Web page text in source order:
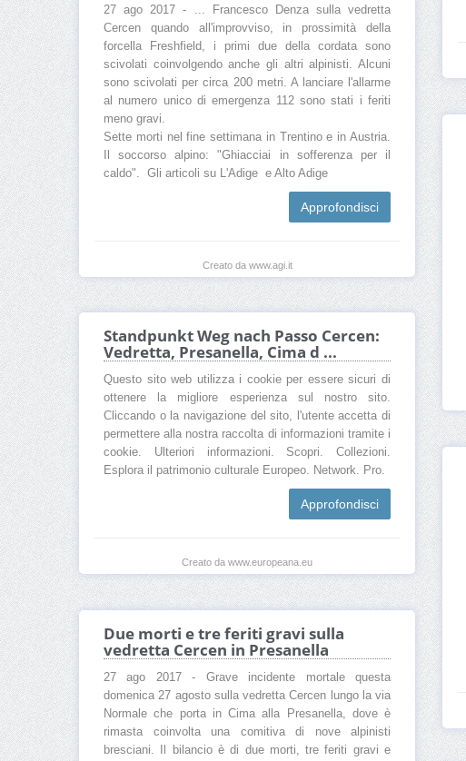
27 ago 2017 - ... Francesco Denza sulla vedretta
Cercen quando all'improvviso, in prossimità della
forcella Freshfield, i primi due della cordata sono
scivolati coinvolgendo anche gli altri alpinisti. Alcuni
sono scivolati per circa 200 metri. A lanciare l'allarme
al numero unico di emergenza 112 sono stati i feriti
meno gravi.
Sette morti nel fine settimana in Trentino e in Austria.
Il soccorso alpino: "Ghiacciai in sofferenza per il
caldo". Gli articoli su L'Adige e Alto Adige
Approfondisci
Creato da www.agi.it
Standpunkt Weg nach Passo Cercen:
Vedretta, Presanella, Cima d ...
Questo sito web utilizza i cookie per essere sicuri di
ottenere la migliore esperienza sul nostro sito.
Cliccando o la navigazione del sito, l'utente accetta di
permettere alla nostra raccolta di informazioni tramite i
cookie. Ulteriori informazioni. Scopri. Collezioni.
Esplora il patrimonio culturale Europeo. Network. Pro.
Approfondisci
Creato da www.europeana.eu
Due morti e tre feriti gravi sulla
vedretta Cercen in Presanella
27 ago 2017 - Grave incidente mortale questa
domenica 27 agosto sulla vedretta Cercen lungo la via
Normale che porta in Cima alla Presanella, dove è
rimasta coinvolta una comitiva di nove alpinisti
bresciani. Il bilancio è di due morti, tre feriti gravi e